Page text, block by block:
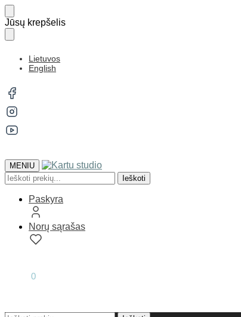
Jūsų krepšelis
Lietuvos
English
MENIU
Ieškoti
Paskyra
Norų sąrašas
0